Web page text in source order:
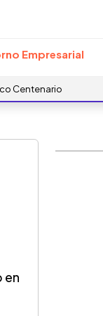
Empresarial
Centenario
en